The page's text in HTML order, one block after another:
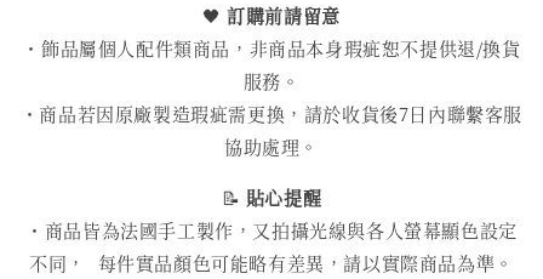
🖤訂購前請留意
・飾品屬個人配件類商品，非商品本身瑕疵恕不提供退/換貨
服務。
・商品若因原廠製造瑕疵需更換，請於收貨後7日內聯繫客服
協助處理。
📝 貼心提醒
・商品皆為法國手工製作，又拍攝光線與各人螢幕顯色設定
不同， 每件實品顏色可能略有差異，請以實際商品為準。